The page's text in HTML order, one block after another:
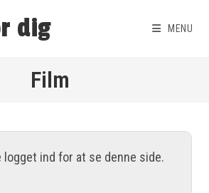
dig MENU
Film
logget ind for at se denne side.